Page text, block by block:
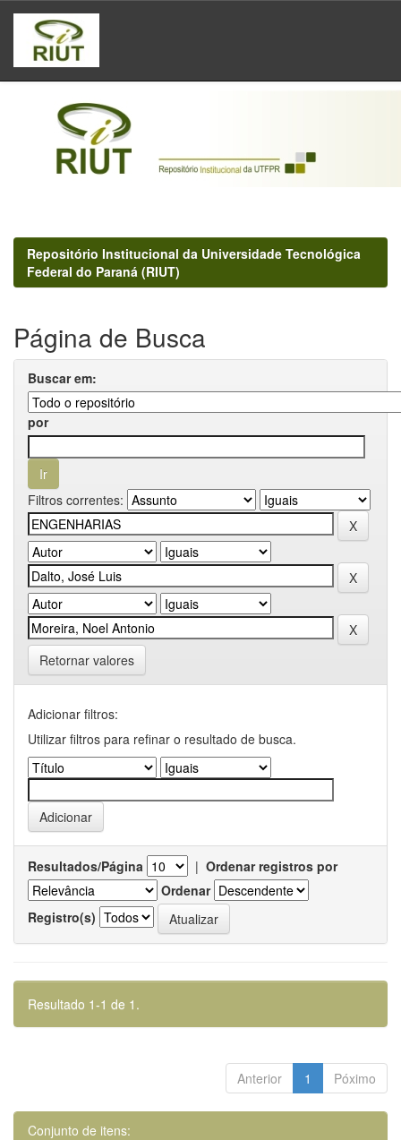
Skip
navigation
Repositório Institucional da Universidade Tecnológica
Federal do Paraná (RIUT)
Página de Busca
Buscar em:
por
Filtros correntes:
Retornar valores
Adicionar filtros:
Utilizar filtros para refinar o resultado de busca.
Resultados/Página | Ordenar registros por
Ordenar
Registro(s)
Resultado 1-1 de 1.
Anterior 1 Póximo
Conjunto de itens: